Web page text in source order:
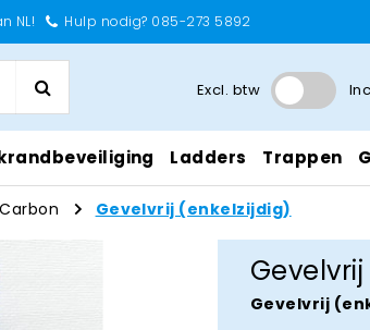
NL! Hulp nodig? 085-273 5892
Excl. btw
Ladders Trappen
Carbon Gevelvrij (enkelzijdig)
Gevelvrij